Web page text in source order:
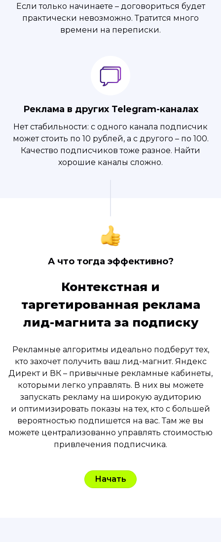
Если только начинаете – договориться будет
практически невозможно. Тратится много
времени на переписки.
Реклама в других Telegram-каналах
Нет стабильности: с одного канала подписчик
может стоить по 10 рублей, а с другого – по 100.
Качество подписчиков тоже разное. Найти
хорошие каналы сложно.
А что тогда эффективно?
Контекстная и
таргетированная реклама
лид-магнита за подписку
Рекламные алгоритмы идеально подберут тех,
кто захочет получить ваш лид-магнит. Яндекс
Директ и ВК – привычные рекламные кабинеты,
которыми легко управлять. В них вы можете
запускать рекламу на широкую аудиторию
и оптимизировать показы на тех, кто с большей
вероятностью подпишется на вас. Там же вы
можете централизованно управлять стоимостью
привлечения подписчика.
Начать